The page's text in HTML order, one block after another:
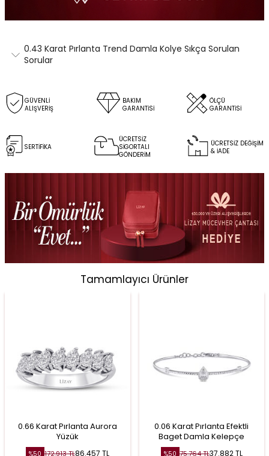
0.43 Karat Pırlanta Trend Damla Kolye Sıkça Sorulan
Sorular
GÜVENLİ
ALIŞVERİŞ
BAKIM
GARANTİSİ
ÖLÇÜ
GARANTİSİ
SERTİFİKA
ÜCRETSİZ
SİGORTALI
GÖNDERİM
ÜCRETSİZ DEĞİŞİM
& İADE
Tamamlayıcı Ürünler
0.66 Karat Pırlanta Aurora
Yüzük
%50 172.913TL86.457 TL
0.06 Karat Pırlanta Efektli
Baget Damla Kelepçe
%50 75.764TL37.882TL